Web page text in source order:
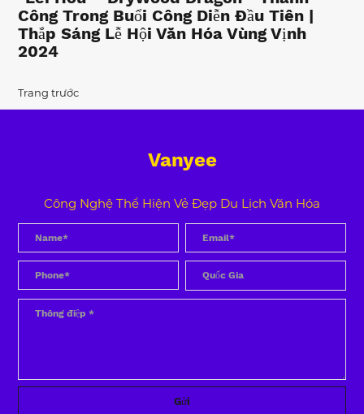
Công Trong Buổi Công Diễn Đầu Tiên |
Thắp Sáng Lễ Hội Văn Hóa Vùng Vịnh
2024
Trang trước
Vanyee
Công Nghệ Thể Hiện Vẻ Đẹp Du Lịch Văn Hóa
Gửi